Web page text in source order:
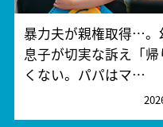
暴力夫が親権取得…。
息子が切実な訴え「帰
くない。パパはマ…